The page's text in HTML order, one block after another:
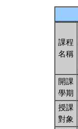
課程
名稱
開課
學期
授課
對象